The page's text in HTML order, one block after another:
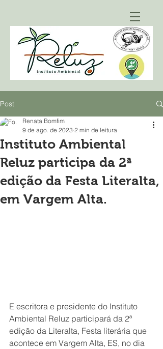
Post
Instituto Ambiental
Reluz participa da 2ª
edição da Festa Literalta,
em Vargem Alta.
Renata Bomfim
9 de ago. de 2023 2 min de leitura
E escritora e presidente do Instituto
Ambiental Reluz participará da 2ª
edição da Literalta, Festa literária que
acontece em Vargem Alta, ES, no dia